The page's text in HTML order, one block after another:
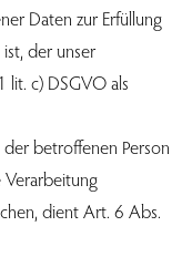
Daten zur Erfüllung
der unser
c) DSGVO als
der betroffenen Person
dient Art. 6 Abs.